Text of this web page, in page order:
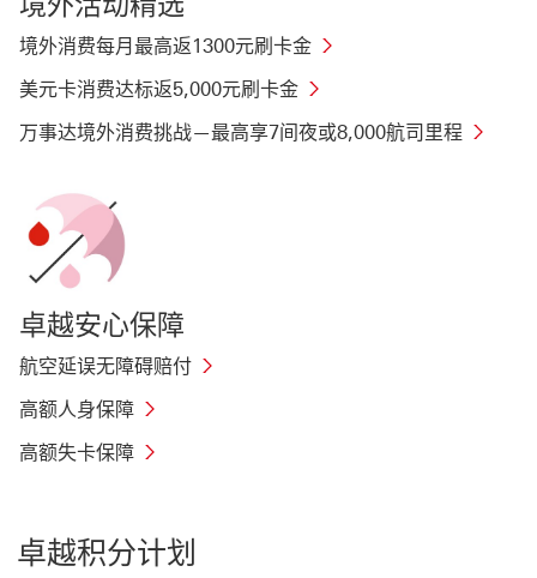
境外消费每月最高返1300元刷卡金
美元卡消费达标返5,000元刷卡金
万事达境外消费挑战—最高享7间夜或8,000航司里程
卓越安心保障
航空延误无障碍赔付
高额人身保障
高额失卡保障
卓越积分计划